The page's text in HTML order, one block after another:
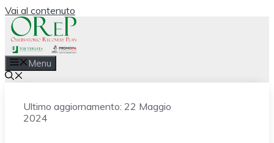
Vai al contenuto
Menu
Ultimo aggiornamento: 22 Maggio
2024